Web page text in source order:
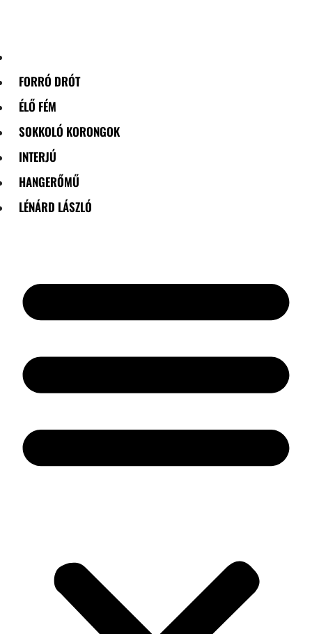
FORRÓ DRÓT
ÉLŐ FÉM
SOKKOLÓ KORONGOK
INTERJÚ
HANGERŐMŰ
LÉNÁRD LÁSZLÓ